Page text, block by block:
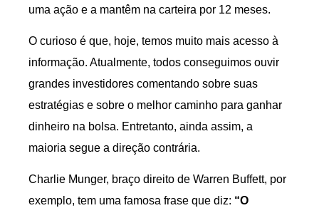
uma ação e a mantêm na carteira por 12 meses.
O curioso é que, hoje, temos muito mais acesso à
informação. Atualmente, todos conseguimos ouvir
grandes investidores comentando sobre suas
estratégias e sobre o melhor caminho para ganhar
dinheiro na bolsa. Entretanto, ainda assim, a
maioria segue a direção contrária.
Charlie Munger, braço direito de Warren Buffett, por
exemplo, tem uma famosa frase que diz: “O